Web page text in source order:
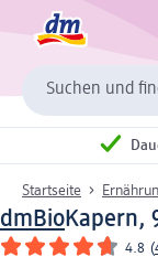
Suchen und
Startseite
dmBioKapern,
4.8 (